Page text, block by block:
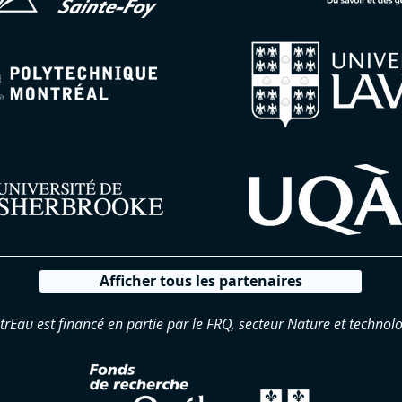
Afficher tous les partenaires
est financé en partie par le FRQ, secteur Nature et